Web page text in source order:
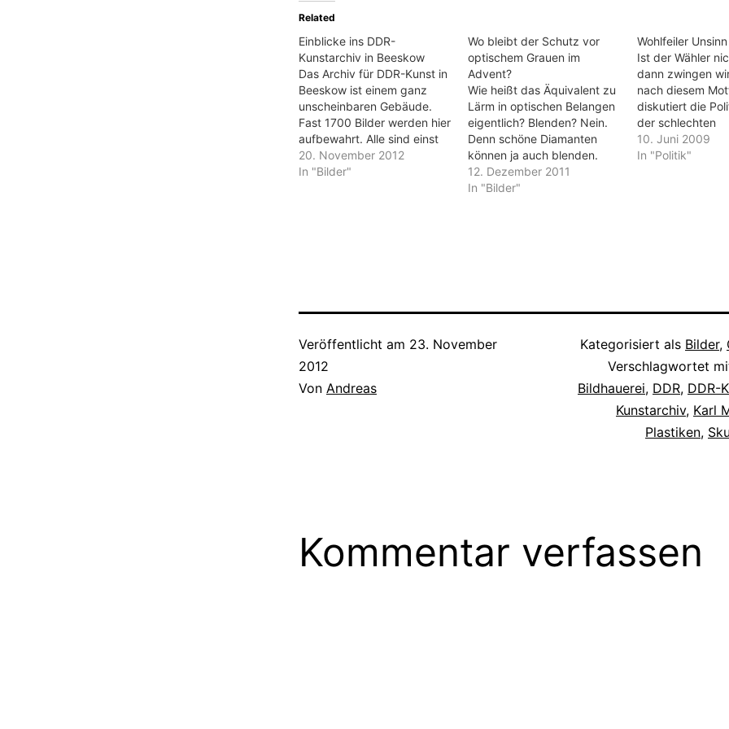
Related
Einblicke ins DDR-
Kunstarchiv in Beeskow
Das Archiv für DDR-Kunst in
Beeskow ist einem ganz
unscheinbaren Gebäude.
Fast 1700 Bilder werden hier
aufbewahrt. Alle sind einst
von den Parteien oder den
Massenorganisationen der
20. November 2012
In "Bilder"
Wo bleibt der Schutz vor
optischem Grauen im
Advent?
Wie heißt das Äquivalent zu
Lärm in optischen Belangen
eigentlich? Blenden? Nein.
Denn schöne Diamanten
können ja auch blenden.
Grauen? Nein. Das ist eher
ein Gefühl des Schreckens,
12. Dezember 2011
In "Bilder"
Wohlfeiler Unsinn
Ist der Wähler
dann zwingen
nach diesem
diskutiert die
der schlechten
Wahlbeteiligung
Europawahl
10. Juni 2009
In "Politik"
Veröffentlicht am 23. November
2012
Von Andreas
Kategorisiert als Bilder,
Verschlagwortet
Bildhauerei, DDR, DDR-
Kunstarchiv, Karl
Plastiken,
Kommentar verfassen